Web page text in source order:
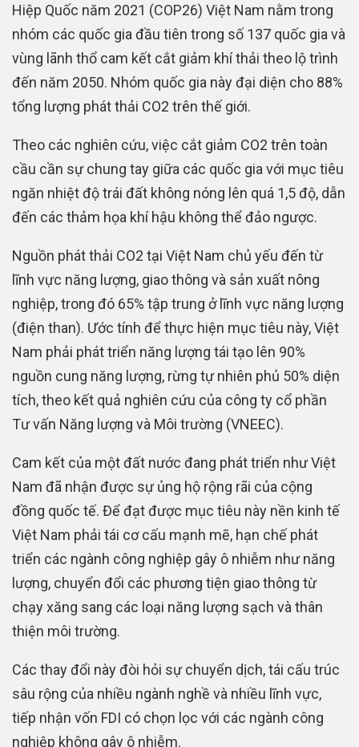
Hiệp Quốc năm 2021 (COP26) Việt Nam nằm trong
nhóm các quốc gia đầu tiên trong số 137 quốc gia và
vùng lãnh thổ cam kết cắt giảm khí thải theo lộ trình
đến năm 2050. Nhóm quốc gia này đại diện cho 88%
tổng lượng phát thải CO2 trên thế giới.
Theo các nghiên cứu, việc cắt giảm CO2 trên toàn
cầu cần sự chung tay giữa các quốc gia với mục tiêu
ngăn nhiệt độ trái đất không nóng lên quá 1,5 độ, dẫn
đến các thảm họa khí hậu không thể đảo ngược.
Nguồn phát thải CO2 tại Việt Nam chủ yếu đến từ
lĩnh vực năng lượng, giao thông và sản xuất nông
nghiệp, trong đó 65% tập trung ở lĩnh vực năng lượng
(điện than). Ước tính để thực hiện mục tiêu này, Việt
Nam phải phát triển năng lượng tái tạo lên 90%
nguồn cung năng lượng, rừng tự nhiên phủ 50% diện
tích, theo kết quả nghiên cứu của công ty cổ phần
Tư vấn Năng lượng và Môi trường (VNEEC).
Cam kết của một đất nước đang phát triển như Việt
Nam đã nhận được sự ủng hộ rộng rãi của cộng
đồng quốc tế. Để đạt được mục tiêu này nền kinh tế
Việt Nam phải tái cơ cấu mạnh mẽ, hạn chế phát
triển các ngành công nghiệp gây ô nhiễm như năng
lượng, chuyển đổi các phương tiện giao thông từ
chạy xăng sang các loại năng lượng sạch và thân
thiện môi trường.
Các thay đổi này đòi hỏi sự chuyển dịch, tái cấu trúc
sâu rộng của nhiều ngành nghề và nhiều lĩnh vực,
tiếp nhận vốn FDI có chọn lọc với các ngành công
nghiệp không gây ô nhiễm.